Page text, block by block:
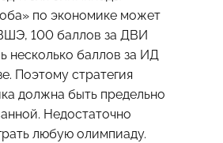
по экономике может
100 баллов за ДВИ
несколько баллов за ИД
Поэтому стратегия
должна быть предельно
Недостаточно
любую олимпиаду.